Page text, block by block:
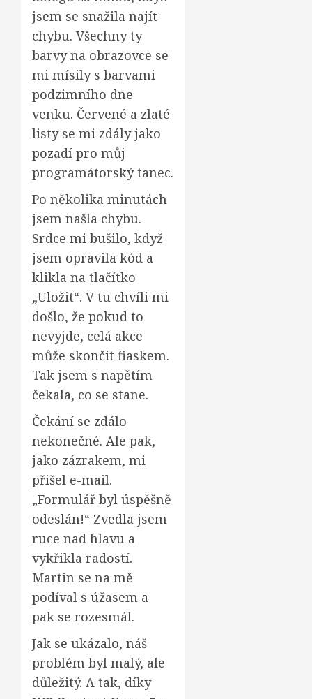
jsem se snažila najít
chybu. Všechny ty
barvy na obrazovce se
mi mísily s barvami
podzimního dne
venku. Červené a zlaté
listy se mi zdály jako
pozadí pro můj
programátorský tanec.
Po několika minutách
jsem našla chybu.
Srdce mi bušilo, když
jsem opravila kód a
klikla na tlačítko
„Uložit“. V tu chvíli mi
došlo, že pokud to
nevyjde, celá akce
může skončit fiaskem.
Tak jsem s napětím
čekala, co se stane.
Čekání se zdálo
nekonečné. Ale pak,
jako zázrakem, mi
přišel e-mail.
„Formulář byl úspěšně
odeslán!“ Zvedla jsem
ruce nad hlavu a
vykřikla radostí.
Martin se na mě
podíval s úžasem a
pak se rozesmál.
Jak se ukázalo, náš
problém byl malý, ale
důležitý. A tak, díky